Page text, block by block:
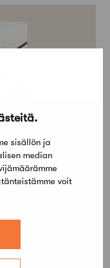
sisällön ja
median
voit
ryhtyi
sellaista itse